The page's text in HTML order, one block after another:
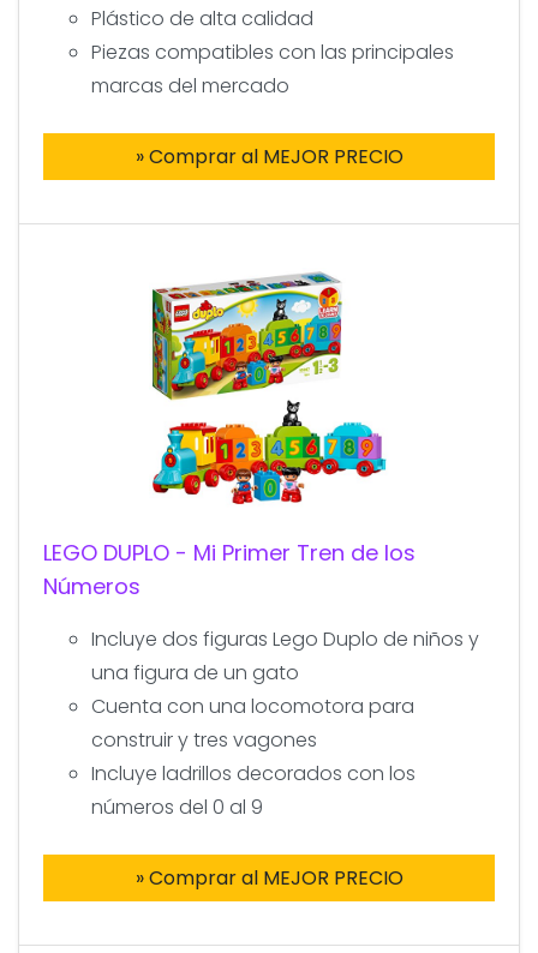
Plástico de alta calidad
Piezas compatibles con las principales
marcas del mercado
» Comprar al MEJOR PRECIO
LEGO DUPLO - Mi Primer Tren de los
Números
Incluye dos figuras Lego Duplo de niños y
una figura de un gato
Cuenta con una locomotora para
construir y tres vagones
Incluye ladrillos decorados con los
números del 0 al 9
» Comprar al MEJOR PRECIO